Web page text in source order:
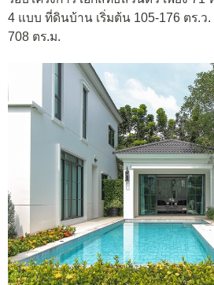
4 แบบ ที่ดินบ้าน เริ่มต้น 105-176 ตร.ว
708 ตร.ม.